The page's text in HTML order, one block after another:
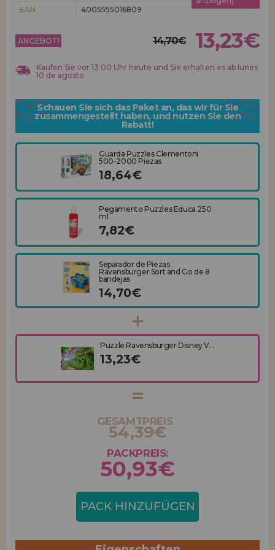
Los gehts! Wir haben auf dich gewartet.
HÄNDLERREGISTRIERUNG
EAN
4005555016809
ANGEBOT! 14,70€ 13,23€
Kaufen Sie vor 13:00 Uhr heute und Sie erhalten es ab lunes
10 de agosto
Schauen Sie sich das Paket an, das wir für Sie
zusammengestellt haben, und nutzen Sie den
Rabatt!
Guarda Puzzles Clementoni
500-2000 Piezas
18,64€
Pegamento Puzzles Educa 250
ml
7,82€
Separador de Piezas
Ravensburger Sort and Go de 8
bandejas
14,70€
Puzzle Ravensburger Disney V...
13,23€
GESAMTPREIS
54,39€
PACKPREIS:
50,93€
PACK HINZUFÜGEN